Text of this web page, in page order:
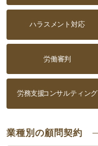
ハラスメント対応
労働審判
労務支援コンサルティング
業種別の顧問契約